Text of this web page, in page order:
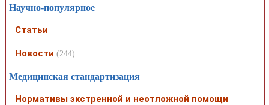
Научно-популярное
Статьи
Новости (244)
Медицинская стандартизация
Нормативы экстренной и неотложной помощи